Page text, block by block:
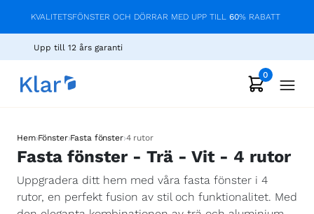
KVALITETSFÖNSTER OCH DÖRRAR MED UPP TILL 60% RABATT
Upp till 12 års garanti
0
Hem›Fönster›Fasta fönster›4 rutor
Fasta fönster - Trä - Vit - 4 rutor
Uppgradera ditt hem med våra fasta fönster i 4
rutor, en perfekt fusion av stil och funktionalitet. Med